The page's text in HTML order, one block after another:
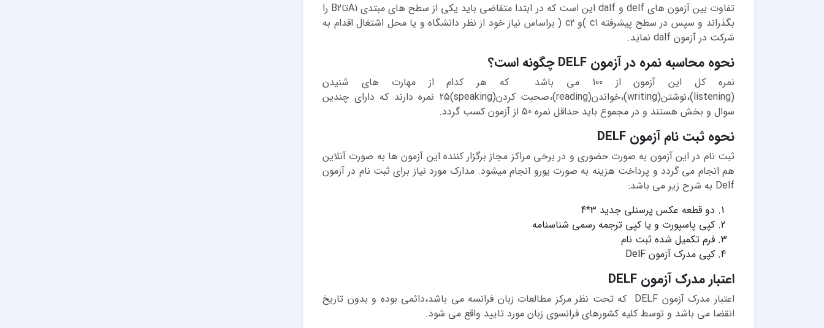
تفاوت بین آزمون های delf و dalf این است که در ابتدا متقاضی باید یکی از سطح های مبتدی A1تاB2 را
بگذراند و سپس در سطح پیشرفته c1 )و c2 ( براساس نیاز خود از نظر دانشگاه و یا محل اشتغال اقدام به
شرکت در آزمون dalf نماید.
نحوه محاسبه نمره در آزمون DELF چگونه است؟
نمره کل این آزمون از 100 می باشد که هر کدام از مهارت های شنیدن
(listening)،نوشتن(writing)،خواندن(reading)،صحبت کردن(speaking)25 نمره دارند که دارای چندین
سوال و بخش هستند و در مجموع باید حداقل نمره 50 از آزمون کسب گردد.
نحوه ثبت نام آزمون DELF
ثبت نام در این آزمون به صورت حضوری و در برخی مراکز مجاز برگزار کننده این آزمون ها به صورت آنلاین
هم انجام می گردد و پرداخت هزینه به صورت یورو انجام میشود. مدارک مورد نیاز برای ثبت نام در آزمون
Delf به شرح زیر می باشد:
دو قطعه عکس پرسنلی جدید 3*4
کپی پاسپورت و یا کپی ترجمه رسمی شناسنامه
فرم تکمیل شده ثبت نام
کپی مدرک آزمون DelF
اعتبار مدرک آزمون DELF
اعتبار مدرک آزمون DELF که تحت نظر مرکز مطالعات زبان فرانسه می باشد،دائمی بوده و بدون تاریخ
انقضا می باشد و توسط کلیه کشورهای فرانسوی زبان مورد تایید واقع می شود.